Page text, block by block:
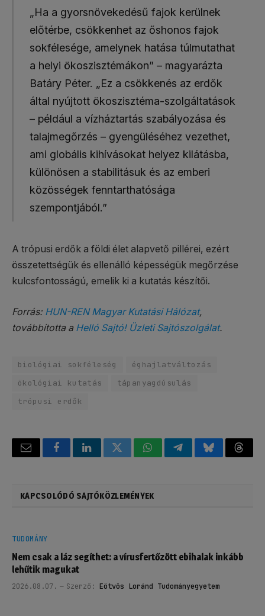
„Ha a gyorsnövekedésű fajok kerülnek
előtérbe, csökkenhet az őshonos fajok
sokfélesége, amelynek hatása túlmutathat
a helyi ökoszisztémákon” – magyarázta
Batáry Péter. „Ez a csökkenés az erdők
által nyújtott ökoszisztéma-szolgáltatások
– például a vízháztartás szabályozása és
talajmegőrzés – gyengüléséhez vezethet,
ami globális kihívásokat helyez kilátásba,
különösen a stabilitásuk és az emberi
közösségek fenntarthatósága
szempontjából.”
A trópusi erdők a földi élet alapvető pillérei, ezért
összetettségük és ellenálló képességük megőrzése
kulcsfontosságú, emelik ki a kutatás készítői.
Forrás: HUN-REN Magyar Kutatási Hálózat,
továbbította a Helló Sajtó! Üzleti Sajtószolgálat.
biológiai sokféleség
éghajlatváltozás
ökológiai kutatás
tápanyagdúsulás
trópusi erdők
Email FacebookLinkedInTwitterWhatsAppTelegramBluesky
KAPCSOLÓDÓ SAJTÓKÖZLEMÉNYEK
TUDOMÁNY
Nem csak a láz segíthet: a vírusfertőzött ebihalak inkább
lehűtik magukat
2026.08.07. Szerző: Eötvös Loránd Tudományegyetem